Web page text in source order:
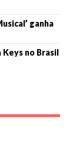
ganha
no Brasil